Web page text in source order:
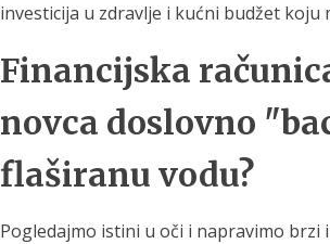
investicija u zdravlje i kućni budžet koju
Financijska
novca doslovno
flaširanu vodu?
Pogledajmo istini u oči i napravimo brzi